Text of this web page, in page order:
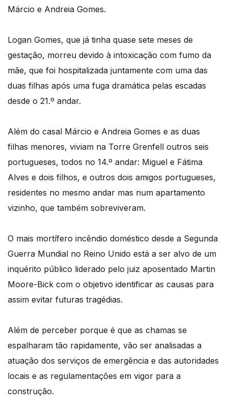
Márcio e Andreia Gomes.
Logan Gomes, que já tinha quase sete meses de
gestação, morreu devido à intoxicação com fumo da
mãe, que foi hospitalizada juntamente com uma das
duas filhas após uma fuga dramática pelas escadas
desde o 21.º andar.
Além do casal Márcio e Andreia Gomes e as duas
filhas menores, viviam na Torre Grenfell outros seis
portugueses, todos no 14.º andar: Miguel e Fátima
Alves e dois filhos, e outros dois amigos portugueses,
residentes no mesmo andar mas num apartamento
vizinho, que também sobreviveram.
O mais mortífero incêndio doméstico desde a Segunda
Guerra Mundial no Reino Unido está a ser alvo de um
inquérito público liderado pelo juiz aposentado Martin
Moore-Bick com o objetivo identificar as causas para
assim evitar futuras tragédias.
Além de perceber porque é que as chamas se
espalharam tão rapidamente, vão ser analisadas a
atuação dos serviços de emergência e das autoridades
locais e as regulamentações em vigor para a
construção.